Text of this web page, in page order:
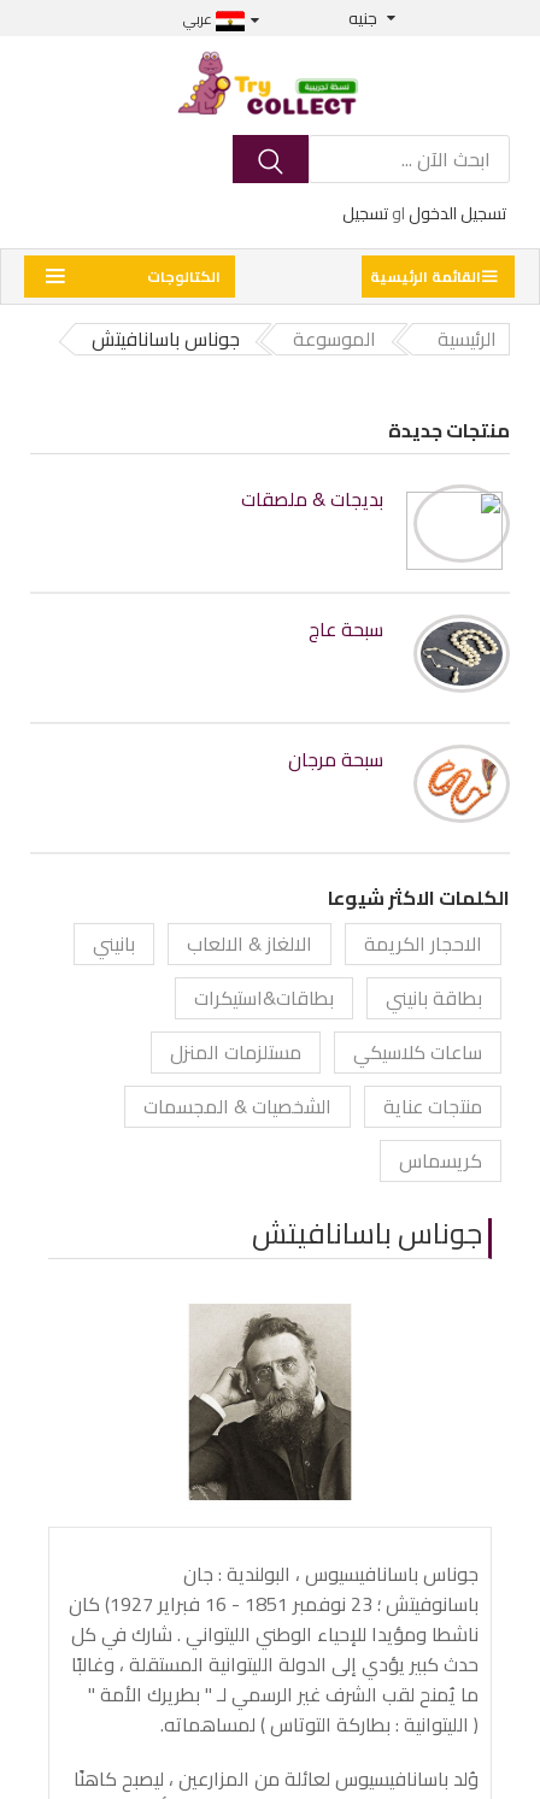
جنيه عربي
تسجيل الدخولاوتسجيل
الكتالوجات القائمة الرئيسية
الرئيسية الموسوعة جوناس باسانافيتش
منتجات جديدة
بديجات & ملصقات
سبحة عاج
سبحة مرجان
الكلمات الاكثر شيوعا
الاحجار الكريمة
الالغاز & الالعاب
بانيني
بطاقة بانيني
بطاقات&استيكرات
ساعات كلاسيكي
مستلزمات المنزل
منتجات عناية
الشخصيات & المجسمات
كريسماس
جوناس باسانافيتش
جوناس باسانافيسيوس ، البولندية : جان
باسانوفيتش ؛ 23 نوفمبر 1851 - 16 فبراير 1927) كان
ناشطا ومؤيدا للإحياء الوطني الليتواني . شارك في كل
حدث كبير يؤدي إلى الدولة الليتوانية المستقلة ، وغالبًا
ما يُمنح لقب الشرف غير الرسمي لـ " بطريرك الأمة "
( الليتوانية : بطاركة التوتاس ) لمساهماته.
وُلد باسانافيسيوس لعائلة من المزارعين ، ليصبح كاهنًا